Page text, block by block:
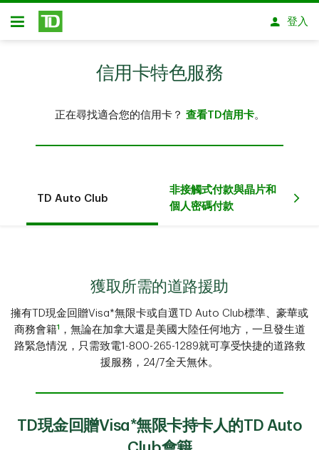
略過進入主要內容
開放式房屋貸款
登入
信用卡特色服務
正在尋找適合您的信用卡？ 查看TD信用卡。
TD Auto Club
非接觸式付款與晶片和
個人密碼付款
獲取所需的道路援助
擁有TD現金回贈Visa*無限卡或自選TD Auto Club標準、豪華或
商務會籍1
，無論在加拿大還是美國大陸任何地方，一旦發生道
路緊急情況，只需致電1-800-265-1289就可享受快捷的道路救
援服務，24/7全天無休。
TD現金回贈Visa*無限卡持卡人的TD Auto